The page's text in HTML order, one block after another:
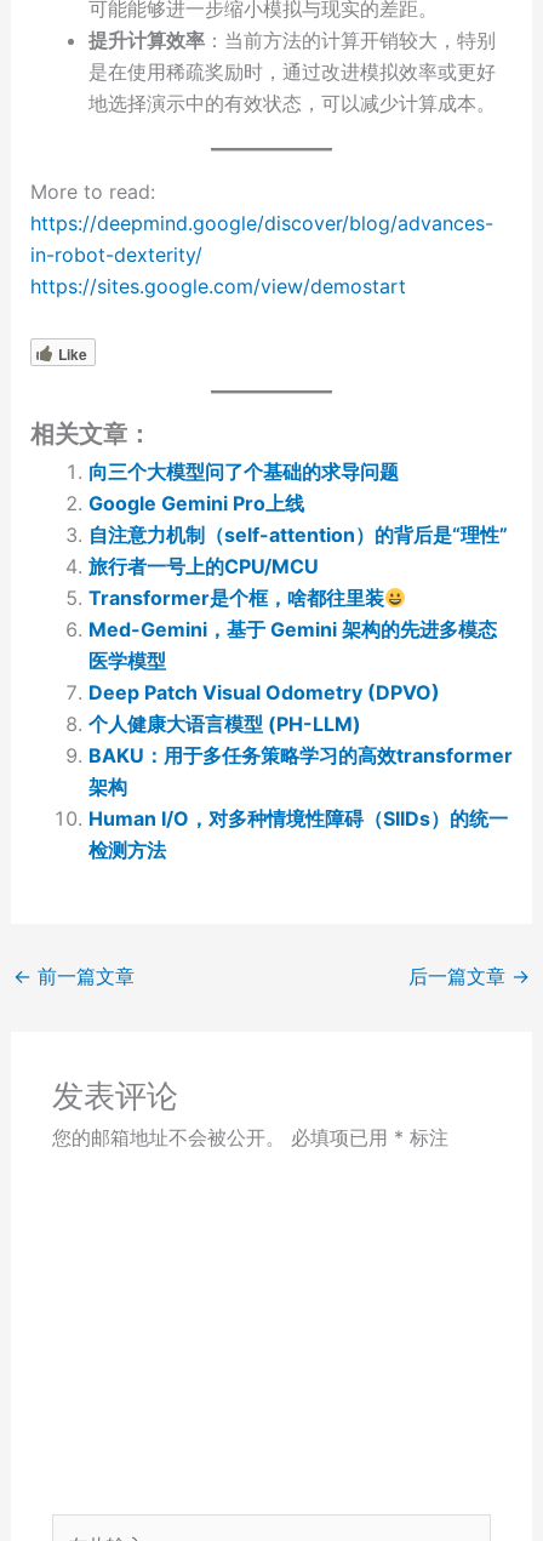
可能能够进一步缩小模拟与现实的差距。
提升计算效率：当前方法的计算开销较大，特别
是在使用稀疏奖励时，通过改进模拟效率或更好
地选择演示中的有效状态，可以减少计算成本。
More to read:
https://deepmind.google/discover/blog/advances-
in-robot-dexterity/
https://sites.google.com/view/demostart
Like
相关文章：
向三个大模型问了个基础的求导问题
Google Gemini Pro上线
自注意力机制（self-attention）的背后是“理性”
旅行者一号上的CPU/MCU
Transformer是个框，啥都往里装
Med-Gemini，基于 Gemini 架构的先进多模态
医学模型
Deep Patch Visual Odometry (DPVO)
个人健康大语言模型 (PH-LLM)
BAKU：用于多任务策略学习的高效transformer
架构
Human I/O，对多种情境性障碍（SIIDs）的统一
检测方法
← 前一篇文章 后一篇文章 →
发表评论
您的邮箱地址不会被公开。 必填项已用 * 标注